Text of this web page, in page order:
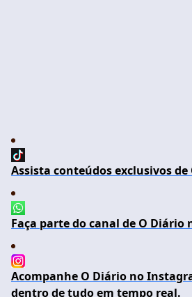
Assista conteúdos exclusivos
Faça parte do canal de O Diário
Acompanhe O Diário no
dentro de tudo em tempo real.